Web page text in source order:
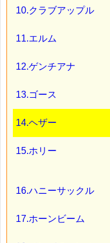
10.クラブアップル
11.エルム
12.ゲンチアナ
13.ゴース
14.ヘザー
15.ホリー
16.ハニーサックル
17.ホーンビーム